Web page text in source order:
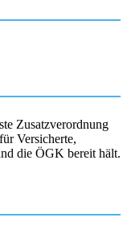
Zusatzverordnung
Versicherte,
die ÖGK bereit hält.